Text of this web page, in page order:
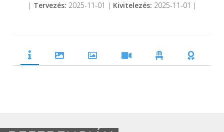
| Tervezés: 2025-11-01 | Kivitelezés: 2025-11-01 |